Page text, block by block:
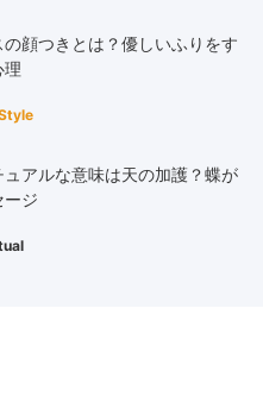
顔つきとは？優しいふりをす
理
アルな意味は天の加護？蝶が
ージ